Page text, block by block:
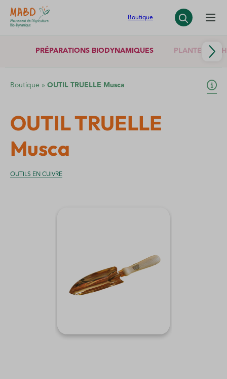
Panneau de gestion des cookies
Boutique
PRÉPARATIONS BIODYNAMIQUES PLANTES
Boutique » OUTIL TRUELLE Musca
OUTIL TRUELLE
Musca
OUTILS EN CUIVRE